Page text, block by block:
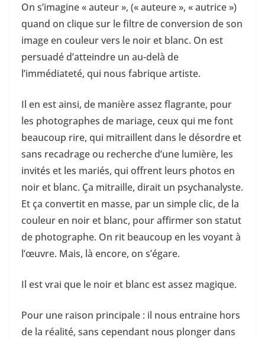
On s’imagine « auteur », (« auteure », « autrice »)
quand on clique sur le filtre de conversion de son
image en couleur vers le noir et blanc. On est
persuadé d’atteindre un au-delà de
l’immédiateté, qui nous fabrique artiste.
Il en est ainsi, de manière assez flagrante, pour
les photographes de mariage, ceux qui me font
beaucoup rire, qui mitraillent dans le désordre et
sans recadrage ou recherche d’une lumière, les
invités et les mariés, qui offrent leurs photos en
noir et blanc. Ça mitraille, dirait un psychanalyste.
Et ça convertit en masse, par un simple clic, de la
couleur en noir et blanc, pour affirmer son statut
de photographe. On rit beaucoup en les voyant à
l’œuvre. Mais, là encore, on s’égare.
Il est vrai que le noir et blanc est assez magique.
Pour une raison principale : il nous entraine hors
de la réalité, sans cependant nous plonger dans